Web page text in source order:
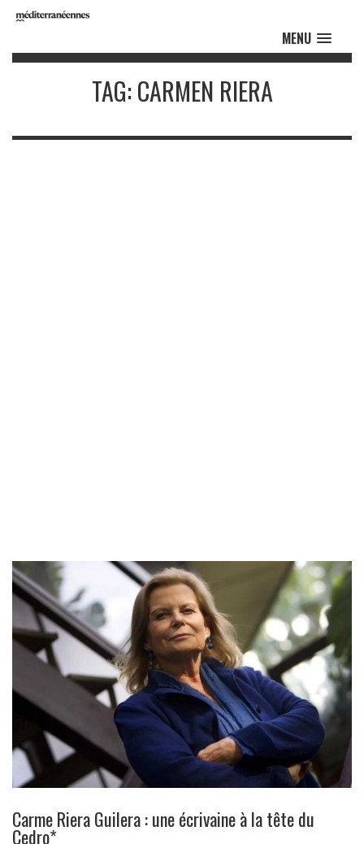
MENU
TAG: CARMEN RIERA
Carme Riera Guilera : une écrivaine à la tête du
Cedro*